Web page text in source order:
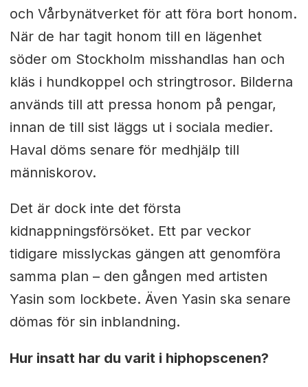
och Vårbynätverket för att föra bort honom.
När de har tagit honom till en lägenhet
söder om Stockholm misshandlas han och
kläs i hundkoppel och stringtrosor. Bilderna
används till att pressa honom på pengar,
innan de till sist läggs ut i sociala medier.
Haval döms senare för medhjälp till
människorov.
Det är dock inte det första
kidnappningsförsöket. Ett par veckor
tidigare misslyckas gängen att genomföra
samma plan – den gången med artisten
Yasin som lockbete. Även Yasin ska senare
dömas för sin inblandning.
Hur insatt har du varit i hiphopscenen?